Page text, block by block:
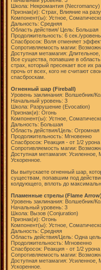
Школа: Некромантия (Necromancy)
Признак(и): Страх, Влияние на
Компонент(ы): Устное,
Дальность: Средняя
Область действия/ Цель: Большая
Продолжительность: 6 сек./уровень
Спасбросок: Воля отменяет
Сопротивляемость магии:
Доступная метамагия:
Все существа, попавшие в
страх, который пресекает все их
прочь от всех, кого не считают
спасброскам.
Огненный шар (Fireball)
Уровень заклинания: Волшебник/
Начальный уровень: 3
Школа: Разрушение (Evocation)
Признак(и): Огонь
Компонент(ы): Устное,
Дальность: Большая
Область действия/Цель: Огромная
Продолжительность: Мгновенно
Спасбросок: Реакция - от 1/2 урона
Сопротивляемость магии:
Доступная метамагия:
Ускоренное.
Вы выпускаете огненный шар,
существам, попавшим под
колдующего, вплоть до
Пламенные стрелы (Flame
Уровень заклинания: Волшебник/
Начальный уровень: 3
Школа: Вызов (Conjuration)
Признак(и): Огонь
Компонент(ы): Устное,
Дальность: Средняя
Область действия/Цель: Одна цель
Продолжительность: Мгновенно
Спасбросок: Реакция - от 1/2 урона
Сопротивляемость магии:
Доступная метамагия:
Ускоренное.